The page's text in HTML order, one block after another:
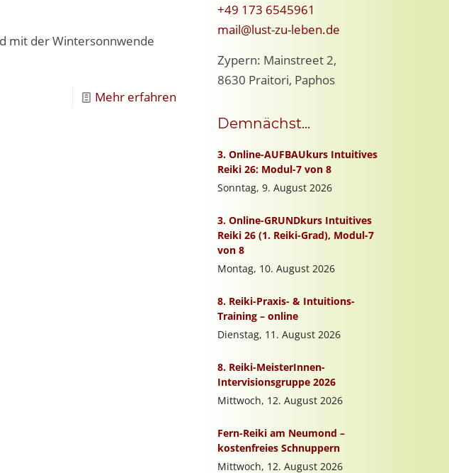
mit der Wintersonnwende
Mehr erfahren
+49 173 6545961
mail@lust-zu-leben.de
Zypern: Mainstreet 2,
8630 Praitori, Paphos
Demnächst...